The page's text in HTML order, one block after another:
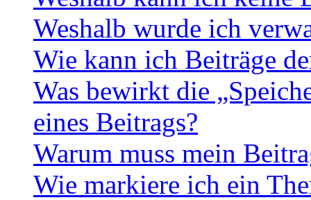
Weshalb wurde ich
Wie kann ich Beiträge
Was bewirkt die
eines Beitrags?
Warum muss mein
Wie markiere ich ein